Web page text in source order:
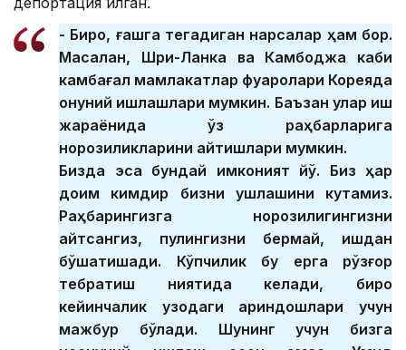
- Бироқ, ғашга тегадиган нарсалар ҳам бор.
Масалан, Шри-Ланка ва Камбоджа каби
камбағал мамлакатлар фуқаролари Кореяда
қонуний ишлашлари мумкин. Баъзан улар иш
жараёнида ўз раҳбарларига
норозиликларини айтишлари мумкин.
Бизда эса бундай имконият йўқ. Биз ҳар
доим кимдир бизни ушлашини кутамиз.
Раҳбарингизга норозилигингизни
айтсангиз, пулингизни бермай, ишдан
бўшатишади. Кўпчилик бу ерга рўзғор
тебратиш ниятида келади, бироқ
кейинчалик узоқдаги қариндошлари учун
мажбур бўлади. Шунинг учун бизга